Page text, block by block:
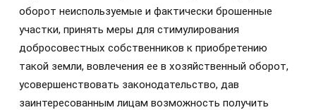
оборот неиспользуемые и фактически брошенные
участки, принять меры для стимулирования
добросовестных собственников к приобретению
такой земли, вовлечения ее в хозяйственный оборот,
усовершенствовать законодательство, дав
заинтересованным лицам возможность получить